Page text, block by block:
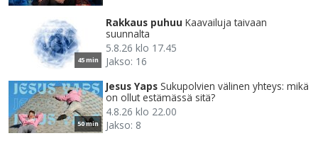
45 min
Rakkaus puhuu Kaavailuja taivaan
suunnalta
5.8.26 klo 17.45
Jakso: 16
50 min
Jesus Yaps Sukupolvien välinen yhteys: mikä
on ollut estämässä sitä?
4.8.26 klo 22.00
Jakso: 8